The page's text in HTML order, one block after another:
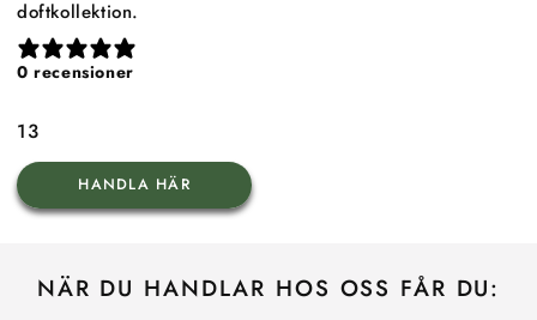
doftkollektion.
0 recensioner
Ordinarie
pris
13
HANDLA HÄR
NÄR DU HANDLAR HOS OSS FÅR DU: